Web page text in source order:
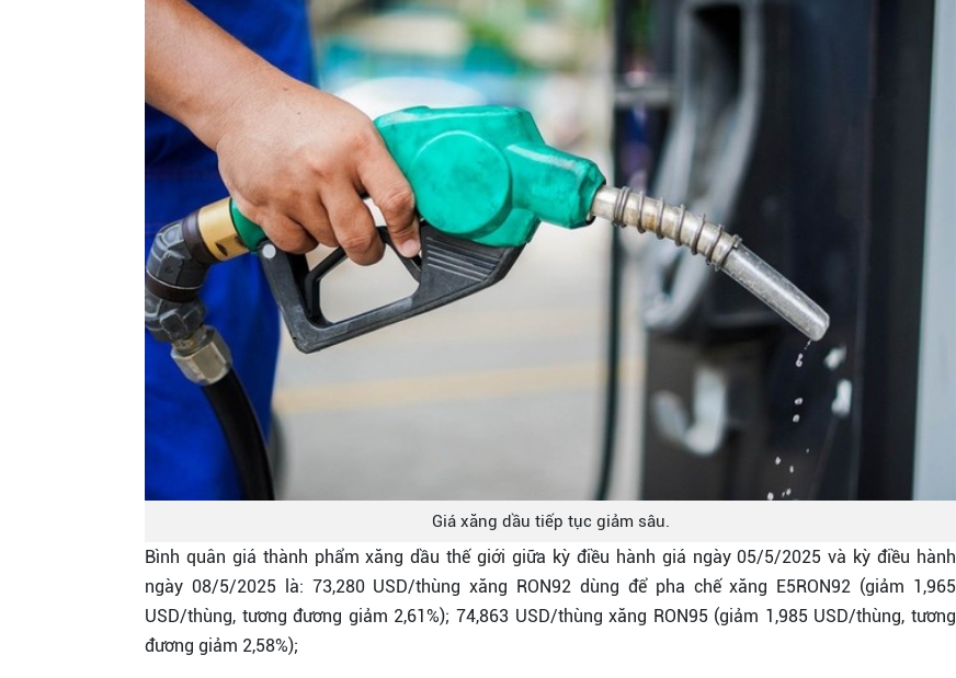
Giá xăng dầu tiếp tục giảm sâu.
Bình quân giá thành phẩm xăng dầu thế giới giữa kỳ điều hành giá ngày 05/5/2025 và kỳ điều hành
ngày 08/5/2025 là: 73,280 USD/thùng xăng RON92 dùng để pha chế xăng E5RON92 (giảm 1,965
USD/thùng, tương đương giảm 2,61%); 74,863 USD/thùng xăng RON95 (giảm 1,985 USD/thùng, tương
đương giảm 2,58%);